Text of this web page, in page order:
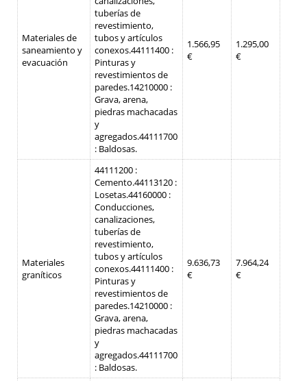
Materiales de
saneamiento y
evacuación
tuberías de
revestimiento,
tubos y artículos
conexos.44111400 :
Pinturas y
revestimientos de
paredes.14210000 :
Grava, arena,
piedras machacadas
y
agregados.44111700
: Baldosas.
1.566,95
€
1.295,00
€
Materiales
graníticos
44111200 :
Cemento.44113120 :
Losetas.44160000 :
Conducciones,
canalizaciones,
tuberías de
revestimiento,
tubos y artículos
conexos.44111400 :
Pinturas y
revestimientos de
paredes.14210000 :
Grava, arena,
piedras machacadas
y
agregados.44111700
: Baldosas.
9.636,73
€
7.964,24
€